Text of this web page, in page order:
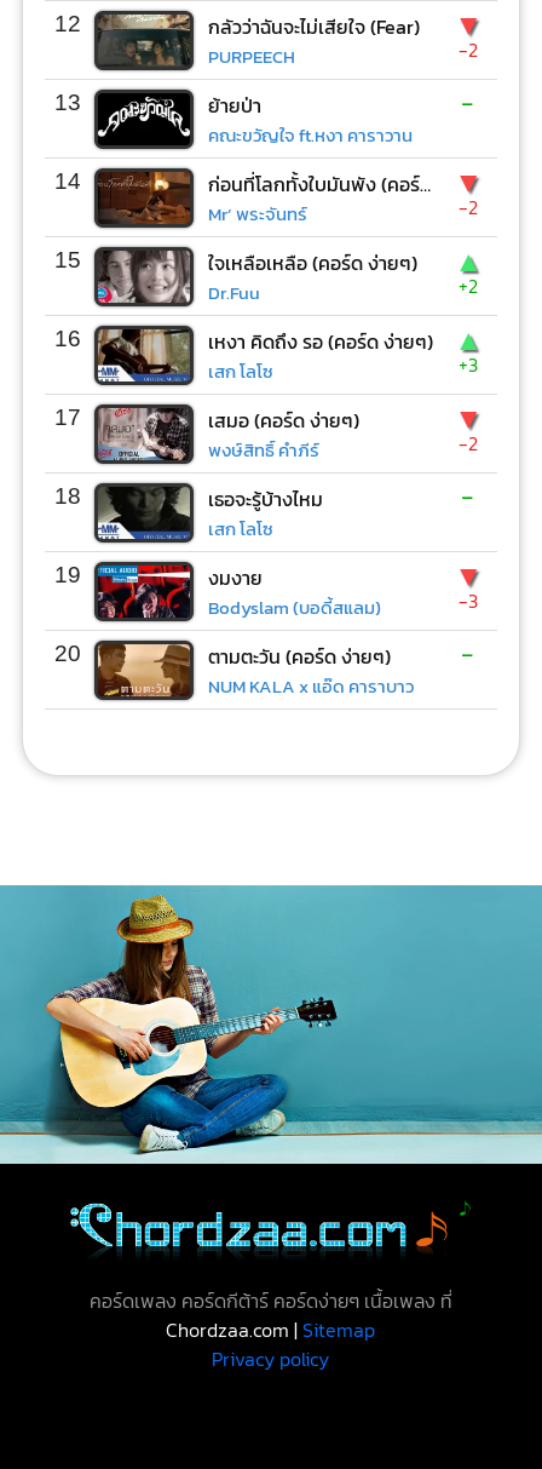
12 กลัวว่าฉันจะไม่เสียใจ (Fear)
PURPEECH
▼
-2
13 ย้ายป่า
คณะขวัญใจ ft.หงา คาราวาน
-
14 ก่อนที่โลกทั้งใบมันพัง (คอร์ด ง่ายๆ)
Mr’ พระจันทร์
▼
-2
15 ใจเหลือเหลือ (คอร์ด ง่ายๆ)
Dr.Fuu
▲
+2
16 เหงา คิดถึง รอ (คอร์ด ง่ายๆ)
เสก โลโซ
▲
+3
17 เสมอ (คอร์ด ง่ายๆ)
พงษ์สิทธิ์ คำภีร์
▼
-2
18 เธอจะรู้บ้างไหม
เสก โลโซ
-
19 งมงาย
Bodyslam (บอดี้สแลม)
▼
-3
20 ตามตะวัน (คอร์ด ง่ายๆ)
NUM KALA x แอ๊ด คาราบาว
-
คอร์ดเพลง คอร์ดกีต้าร์ คอร์ดง่ายๆ เนื้อเพลง ที่
Chordzaa.com |Sitemap
Privacy policy